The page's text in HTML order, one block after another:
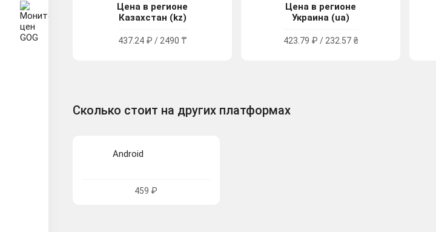
Цена в регионе
Казахстан (kz)
437.24 ₽ / 2490 ₸
Цена в регионе
Украина (ua)
423.79 ₽ / 232.57 ₴
Сколько стоит на других платформах
Android
459 ₽